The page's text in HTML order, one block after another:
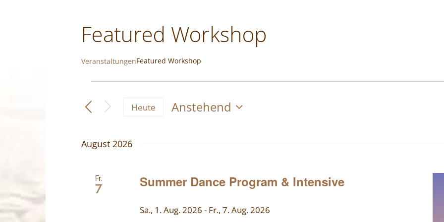
Featured Workshop
VeranstaltungenFeatured Workshop
Heute
Anstehend
August 2026
Fr.
7 Summer Dance Program & Intensive
Sa., 1. Aug. 2026 - Fr., 7. Aug. 2026